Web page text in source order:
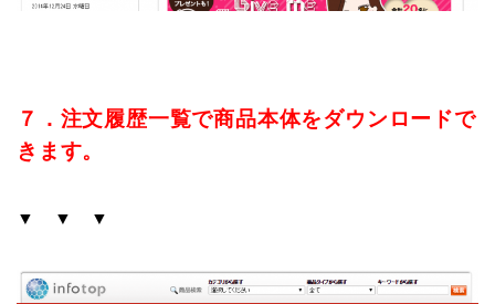
７．注文履歴一覧で商品本体をダウンロードで
きます。
▼ ▼ ▼